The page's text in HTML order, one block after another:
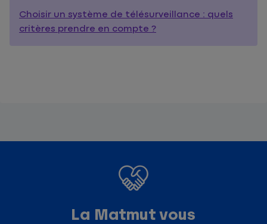
Choisir un système de télésurveillance : quels
critères prendre en compte ?
La Matmut vous